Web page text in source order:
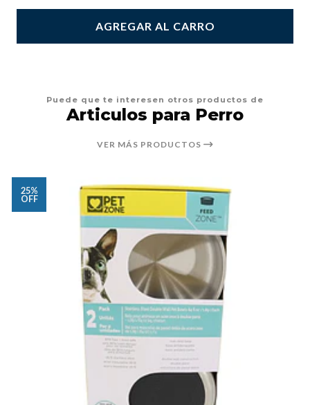
AGREGAR AL CARRO
Puede que te interesen otros productos de
Articulos para Perro
VER MÁS PRODUCTOS
25%
OFF